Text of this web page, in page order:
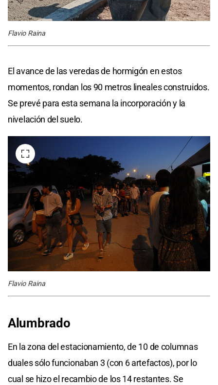
Flavio Raina
El avance de las veredas de hormigón en estos
momentos, rondan los 90 metros lineales construidos.
Se prevé para esta semana la incorporación y la
nivelación del suelo.
Flavio Raina
Alumbrado
En la zona del estacionamiento, de 10 de columnas
duales sólo funcionaban 3 (con 6 artefactos), por lo
cual se hizo el recambio de los 14 restantes. Se